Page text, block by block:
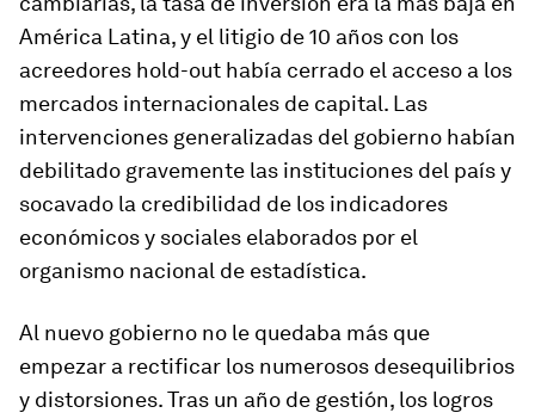
América Latina, y el litigio de 10 años con los
acreedores hold-out había cerrado el acceso a los
mercados internacionales de capital. Las
intervenciones generalizadas del gobierno habían
debilitado gravemente las instituciones del país y
socavado la credibilidad de los indicadores
económicos y sociales elaborados por el
organismo nacional de estadística.
Al nuevo gobierno no le quedaba más que
empezar a rectificar los numerosos desequilibrios
y distorsiones. Tras un año de gestión, los logros